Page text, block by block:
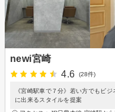
newi宮崎
4.6
(28件)
《宮崎駅車で７分》若い方でもビ
に出来るスタイルを提案